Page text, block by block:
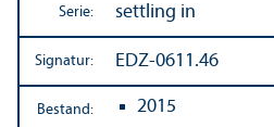
Serie:
settling in
Signatur: EDZ-0611.46
Bestand: 2015